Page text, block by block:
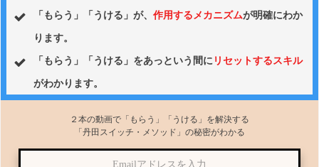
「もらう」「うける」が、 作用するメカニズムが明確にわか
ります。
「もらう」「うける」をあっという間にリセットするスキル
がわかります。
２本の動画で「もらう」「うける」を解決する
「丹田スイッチ・メソッド」の秘密がわかる